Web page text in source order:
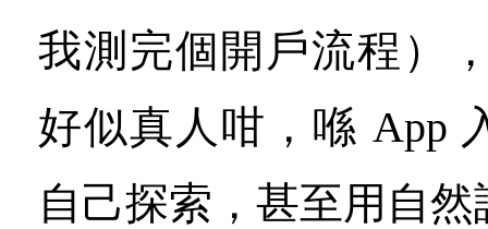
我測完個開戶流程）
好似真人咁，喺 App
自己探索，甚至用自